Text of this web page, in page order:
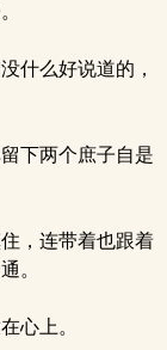
什么好说道的，
下两个庶子自是
，连带着也跟着
。
心上。